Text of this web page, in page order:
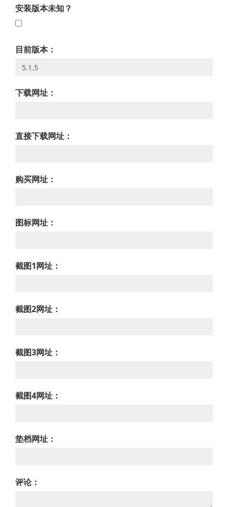
安装版本未知？
目前版本：
下载网址：
直接下载网址：
购买网址：
图标网址：
截图1网址：
截图2网址：
截图3网址：
截图4网址：
垫档网址：
评论：